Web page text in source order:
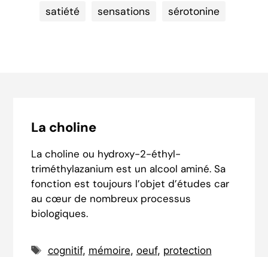
satiété
sensations sérotonine
La choline
La choline ou hydroxy-2-éthyl-
triméthylazanium est un alcool aminé. Sa
fonction est toujours l’objet d’études car
au cœur de nombreux processus
biologiques.
Étiquettes
cognitif, mémoire, oeuf, protection